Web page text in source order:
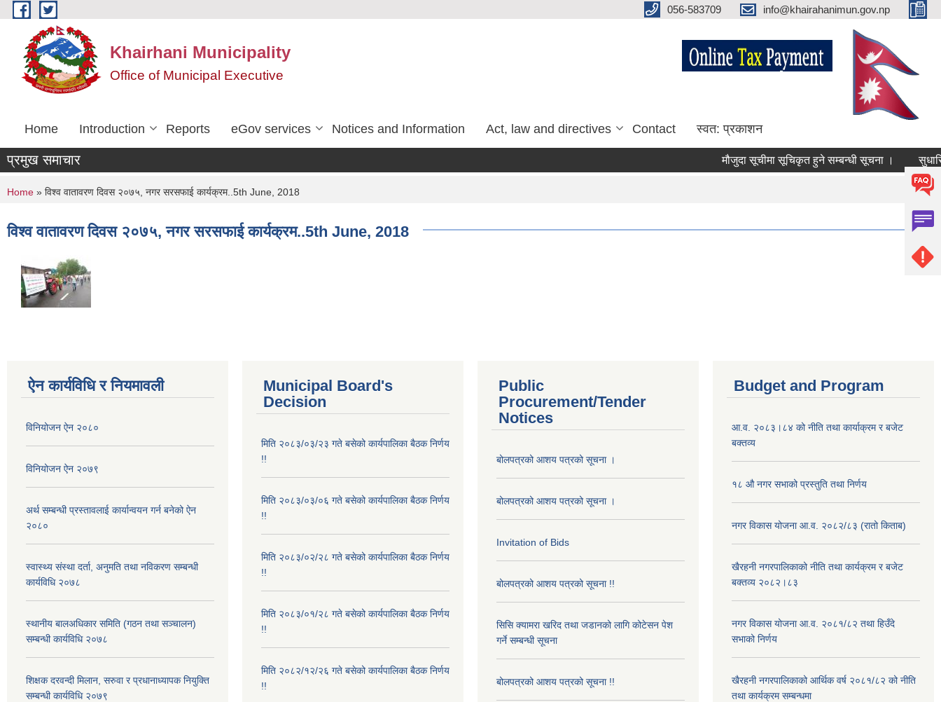
Skip to main content 056-583709 info@khairahanimun.gov.np
Khairhani Municipality
Office of Municipal Executive
Home Introduction Reports eGov services Notices and Information Act, law and directives Contact स्वत: प्रकाशन
प्रमुख समाचार मौजुदा सूचीमा सूचिकृत हुने सम्बन्धी सूचना ।
You are here
Home » विश्व वातावरण दिवस २०७५, नगर सरसफाई कार्यक्रम..5th June, 2018
विश्व वातावरण दिवस २०७५, नगर सरसफाई कार्यक्रम..5th June, 2018
ऐन कार्यविधि र नियमावली
विनियोजन ऐन २०८०
विनियोजन ऐन २०७९
अर्थ सम्बन्धी प्रस्तावलाई कार्यान्वयन गर्न बनेको ऐन
२०८०
स्वास्थ्य संस्था दर्ता, अनुमति तथा नविकरण सम्बन्धी
कार्यविधि २०७८
स्थानीय बालअधिकार समिति (गठन तथा सञ्चालन)
सम्बन्धी कार्यविधि २०७८
शिक्षक दरवन्दी मिलान, सरुवा र प्रधानाध्यापक नियुक्ति
सम्बन्धी कार्यविधि २०७९
Municipal Board's
Decision
मिति २०८३/०३/२३ गते बसेको कार्यपालिका बैठक निर्णय
!!
मिति २०८३/०३/०६ गते बसेको कार्यपालिका बैठक निर्णय
!!
मिति २०८३/०२/२८ गते बसेको कार्यपालिका बैठक निर्णय
!!
मिति २०८३/०१/२८ गते बसेको कार्यपालिका बैठक निर्णय
!!
मिति २०८२/१२/२६ गते बसेको कार्यपालिका बैठक निर्णय
!!
Public
Procurement/Tender
Notices
बोलपत्रको आशय पत्रको सूचना ।
बोलपत्रको आशय पत्रको सूचना ।
Invitation of Bids
बोलपत्रको आशय पत्रको सूचना !!
सिसि क्यामरा खरिद तथा जडानको लागि कोटेसन पेश
गर्ने सम्बन्धी सूचना
बोलपत्रको आशय पत्रको सूचना !!
Budget and Program
आ.व. २०८३।८४ को नीति तथा कार्याक्रम र बजेट
बक्तव्य
१८ औ नगर सभाको प्रस्तुति तथा निर्णय
नगर विकास योजना आ.व. २०८२/८३ (रातो किताब)
खैरहनी नगरपालिकाको नीति तथा कार्यक्रम र बजेट
बक्तव्य २०८२।८३
नगर विकास योजना आ.व. २०८१/८२ तथा हिउँदे
सभाको निर्णय
खैरहनी नगरपालिकाको आर्थिक वर्ष २०८१/८२ को नीति
तथा कार्यक्रम सम्बन्धमा